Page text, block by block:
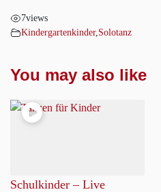
7views
Kindergartenkinder, Solotanz
You may also like
Schulkinder – Live